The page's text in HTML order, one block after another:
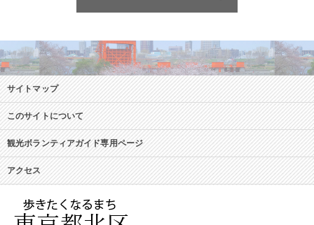
サイトマップ
このサイトについて
観光ボランティアガイド専用ページ
アクセス